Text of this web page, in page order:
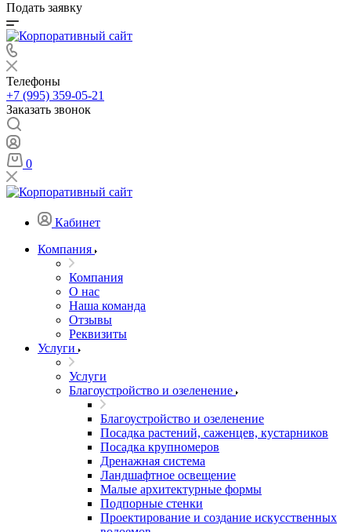
Подать заявку
Телефоны
+7 (995) 359-05-21
Заказать звонок
0
Кабинет
Компания
Компания
О нас
Наша команда
Отзывы
Реквизиты
Услуги
Услуги
Благоустройство и озеленение
Благоустройство и озеленение
Посадка растений, саженцев, кустарников
Посадка крупномеров
Дренажная система
Ландшафтное освещение
Малые архитектурные формы
Подпорные стенки
Проектирование и создание искусственных